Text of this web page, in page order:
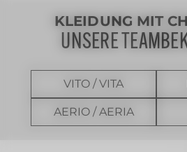
KLEIDUNG MIT
UNSERE
VITO / VITA
AERIO / AERIA